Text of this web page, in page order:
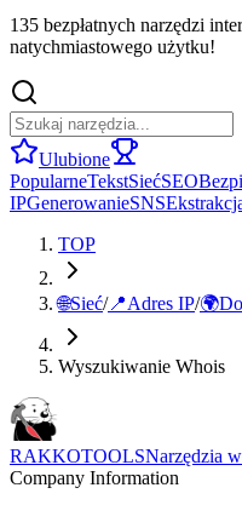
135 bezpłatnych narzędzi
natychmiastowego użytku!
Ulubione
PopularneTekstSiećSEO
IPGenerowanieSNS
TOP
🌐Sieć/📍Adres IP/🌍
Wyszukiwanie Whois
RAKKOTOOLSNarzędzia
Company Information